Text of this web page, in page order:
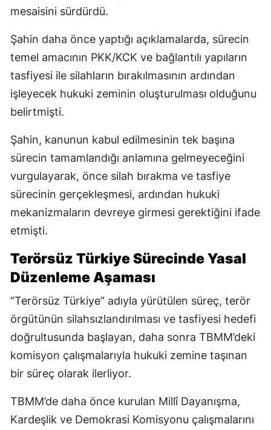
mesaisini sürdürdü.
Şahin daha önce yaptığı açıklamalarda, sürecin
temel amacının PKK/KCK ve bağlantılı yapıların
tasfiyesi ile silahların bırakılmasının ardından
işleyecek hukuki zeminin oluşturulması olduğunu
belirtmişti.
Şahin, kanunun kabul edilmesinin tek başına
sürecin tamamlandığı anlamına gelmeyeceğini
vurgulayarak, önce silah bırakma ve tasfiye
sürecinin gerçekleşmesi, ardından hukuki
mekanizmaların devreye girmesi gerektiğini ifade
etmişti.
Terörsüz Türkiye Sürecinde Yasal
Düzenleme Aşaması
“Terörsüz Türkiye” adıyla yürütülen süreç, terör
örgütünün silahsızlandırılması ve tasfiyesi hedefi
doğrultusunda başlayan, daha sonra TBMM’deki
komisyon çalışmalarıyla hukuki zemine taşınan
bir süreç olarak ilerliyor.
TBMM’de daha önce kurulan Millî Dayanışma,
Kardeşlik ve Demokrasi Komisyonu çalışmalarını